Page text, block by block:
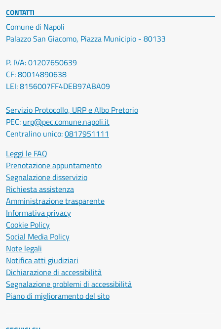
CONTATTI
Comune di Napoli
Palazzo San Giacomo, Piazza Municipio - 80133
P. IVA: 01207650639
CF: 80014890638
LEI: 8156007FF4DEB97ABA09
Servizio Protocollo, URP e Albo Pretorio
PEC: urp@pec.comune.napoli.it
Centralino unico:0817951111
Leggi le FAQ
Prenotazione appuntamento
Segnalazione disservizio
Richiesta assistenza
Amministrazione trasparente
Informativa privacy
Cookie Policy
Social Media Policy
Note legali
Notifica atti giudiziari
Dichiarazione di accessibilità
Segnalazione problemi di accessibilità
Piano di miglioramento del sito